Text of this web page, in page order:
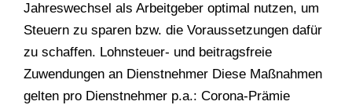
Jahreswechsel als Arbeitgeber optimal nutzen, um
Steuern zu sparen bzw. die Voraussetzungen dafür
zu schaffen. Lohnsteuer- und beitragsfreie
Zuwendungen an Dienstnehmer Diese Maßnahmen
gelten pro Dienstnehmer p.a.: Corona-Prämie